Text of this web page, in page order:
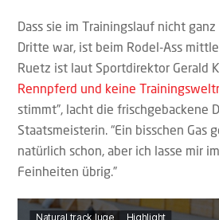
Dass sie im Trainingslauf nicht
Dritte war, ist beim Rodel-Ass
Ruetz ist laut Sportdirektor Gerald
Rennpferd und keine
stimmt”, lacht die frischgebackene
Staatsmeisterin. “Ein bisschen Gas
natürlich schon, aber ich lasse mir
Feinheiten übrig.”